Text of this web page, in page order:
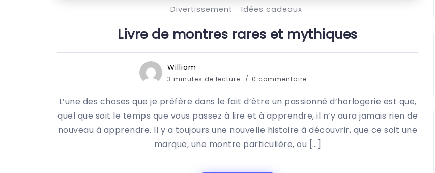
Divertissement Idées cadeaux
Livre de montres rares et mythiques
William
3 minutes de lecture 0 commentaire
L’une des choses que je préfère dans le fait d’être un passionné d’horlogerie est que,
quel que soit le temps que vous passez à lire et à apprendre, il n’y aura jamais rien de
nouveau à apprendre. Il y a toujours une nouvelle histoire à découvrir, que ce soit une
marque, une montre particulière, ou […]